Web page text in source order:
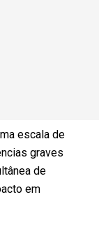
escala de
graves
de
em